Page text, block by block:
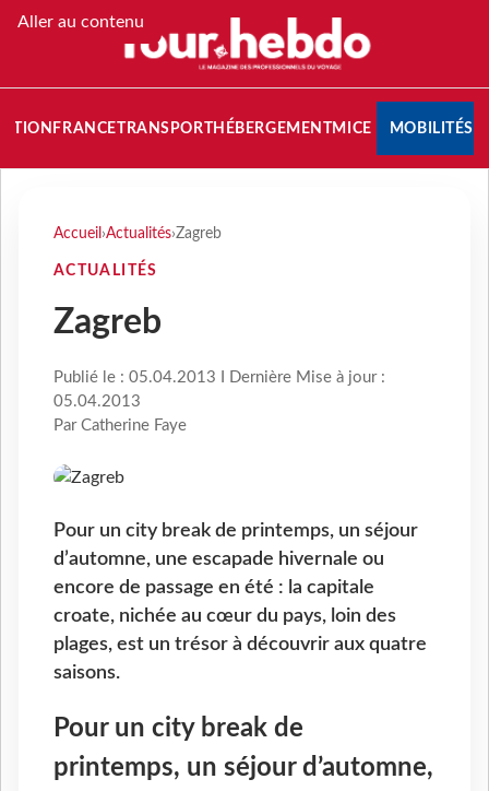
Aller au contenu
FRANCETRANSPORT HÉBERGEMENTMICE MOBILITÉS
Accueil ›Actualités›Zagreb
ACTUALITÉS
Zagreb
Publié le : 05.04.2013 I Dernière Mise à jour :
05.04.2013
Par Catherine Faye
Pour un city break de printemps, un séjour
d’automne, une escapade hivernale ou
encore de passage en été : la capitale
croate, nichée au cœur du pays, loin des
plages, est un trésor à découvrir aux quatre
saisons.
Pour un city break de
printemps, un séjour d’automne,